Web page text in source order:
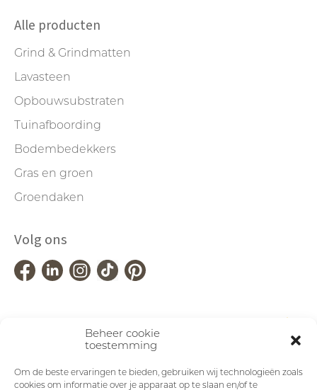
Beheer cookie
toestemming
Om de beste ervaringen te bieden, gebruiken wij technologieën zoals
cookies om informatie over je apparaat op te slaan en/of te
Alle producten
Grind & Grindmatten
Lavasteen
Opbouwsubstraten
Tuinafboording
Bodembedekkers
Gras en groen
Groendaken
Volg ons